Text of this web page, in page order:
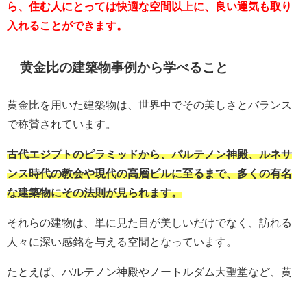
ら、住む人にとっては快適な空間以上に、良い運気も取り
入れることができます。
黄金比の建築物事例から学べること
黄金比を用いた建築物は、世界中でその美しさとバランス
で称賛されています。
古代エジプトのピラミッドから、パルテノン神殿、ルネサ
ンス時代の教会や現代の高層ビルに至るまで、多くの有名
な建築物にその法則が見られます。
それらの建物は、単に見た目が美しいだけでなく、訪れる
人々に深い感銘を与える空間となっています。
たとえば、パルテノン神殿やノートルダム大聖堂など、黄